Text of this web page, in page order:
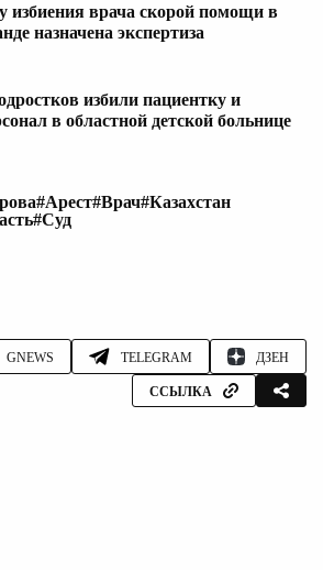
избиения врача скорой помощи в
назначена экспертиза
избили пациентку и
в областной детской больнице
#Арест#Врач#Казахстан
#Суд
GNEWS TELEGRAM ДЗЕН
ССЫЛКА